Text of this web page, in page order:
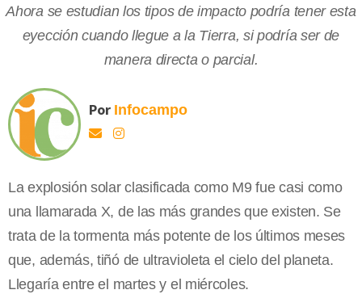
Ahora se estudian los tipos de impacto podría tener esta
eyección cuando llegue a la Tierra, si podría ser de
manera directa o parcial.
Por Infocampo
La explosión solar clasificada como M9 fue casi como
una llamarada X, de las más grandes que existen. Se
trata de la tormenta más potente de los últimos meses
que, además, tiñó de ultravioleta el cielo del planeta.
Llegaría entre el martes y el miércoles.